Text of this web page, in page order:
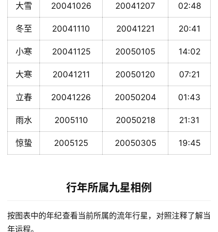
大雪 20041026 20041207 02:48
冬至 20041110 20041221 20:41
小寒 20041125 20050105 14:02
大寒 20041211 20050120 07:21
立春 20041226 20050204 01:43
雨水 2005110 20050218 21:31
惊蛰 2005125 20050305 19:45
行年所属九星相例
按图表中的年纪查看当前所属的流年行星，对照注释了解当
年运程。